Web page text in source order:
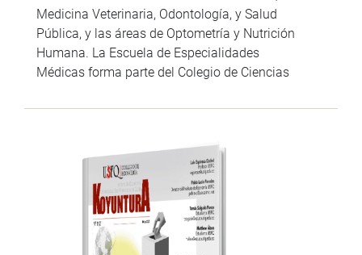
Medicina Veterinaria, Odontología, y Salud
Pública, y las áreas de Optometría y Nutrición
Humana. La Escuela de Especialidades
Médicas forma parte del Colegio de Ciencias